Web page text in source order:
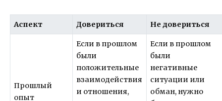
Аспект Довериться Не довериться
Прошлый
опыт
Если в прошлом
были
положительные
взаимодействия
и отношения,
Если в прошлом
были
негативные
ситуации или
обман, нужно